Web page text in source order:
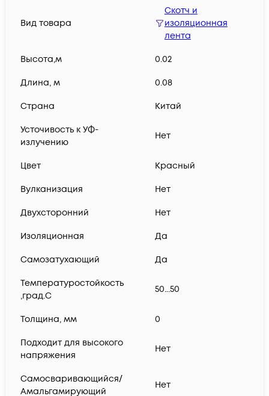
Вид товара
Скотч и
изоляционная
лента
Высота,м 0.02
Длина, м 0.08
Страна Китай
Усточивость к УФ-
излучению
Нет
Цвет Красный
Вулканизация Нет
Двухсторонний Нет
Изоляционная Да
Самозатухающий Да
Температуростойкость
,град.C
50...50
Толщина, мм 0
Подходит для высокого
напряжения
Нет
Самосваривающийся/
Амальгамирующий
Нет